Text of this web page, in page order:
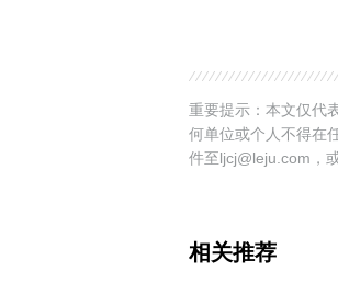
重要提示：本文仅代
何单位或个人不得在
件至ljcj@leju.com，
相关推荐